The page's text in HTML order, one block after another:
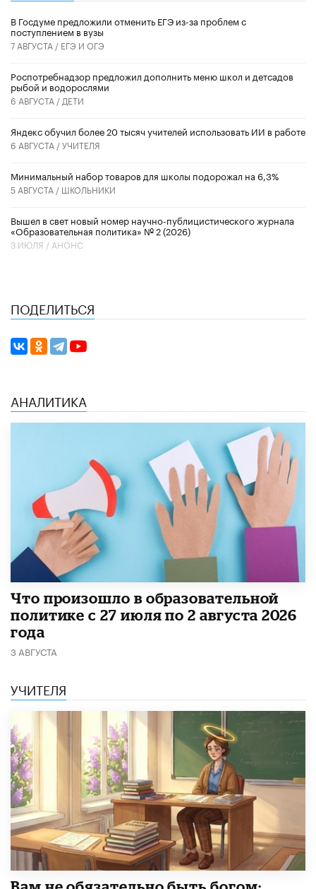
В Госдуме предложили отменить ЕГЭ из-за проблем с
поступлением в вузы
7 АВГУСТА / ЕГЭ И ОГЭ
Роспотребнадзор предложил дополнить меню школ и детсадов
рыбой и водорослями
6 АВГУСТА / ДЕТИ
​Яндекс обучил более 20 тысяч учителей использовать ИИ в работе
6 АВГУСТА /УЧИТЕЛЯ
Минимальный набор товаров для школы подорожал на 6,3%
5 АВГУСТА / ШКОЛЬНИКИ
Вышел в свет новый номер научно-публицистического журнала
«Образовательная политика» № 2 (2026)
3 ИЮЛЯ / АНОНС
ПОДЕЛИТЬСЯ
АНАЛИТИКА
​Что произошло в образовательной
политике с 27 июля по 2 августа 2026
года
3 АВГУСТА
УЧИТЕЛЯ